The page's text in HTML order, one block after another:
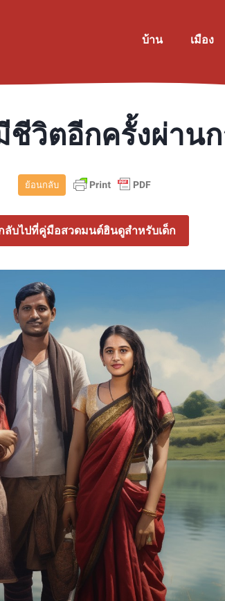
บ้าน เมือง
ชีวิตอีกครั้งผ่าน
ย้อนกลับ
ลับไปที่คู่มือสวดมนต์ฮินดูสำหรับเด็ก